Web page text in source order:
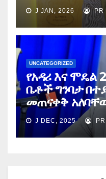
J JAN, 2026 PR
UNCATEGORIZED
የአዳሪ እና ሞዴል
ቤቶች ግንባታ
መጠናቀቅ
J DEC, 2025